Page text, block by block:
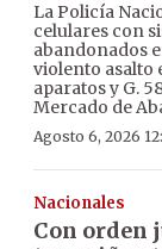
La Policía
celulares con
abandonados
violento asalto
aparatos y G.
Mercado de
Agosto 6, 2026
Nacionales
Con orden